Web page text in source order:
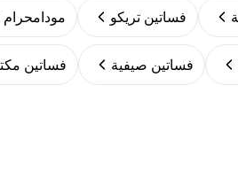
فساتين تريكو
فساتين صيفية فساتين